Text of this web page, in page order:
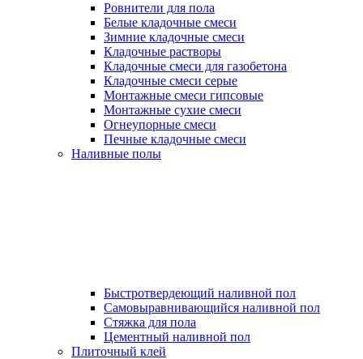
Ровнители для пола
Белые кладочные смеси
Зимние кладочные смеси
Кладочные растворы
Кладочные смеси для газобетона
Кладочные смеси серые
Монтажные смеси гипсовые
Монтажные сухие смеси
Огнеупорные смеси
Печные кладочные смеси
Наливные полы
Быстротвердеющий наливной пол
Самовыравнивающийся наливной пол
Стяжка для пола
Цементный наливной пол
Плиточный клей